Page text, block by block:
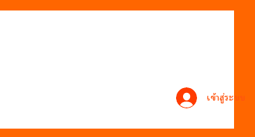
เข้าสู่ระบบ